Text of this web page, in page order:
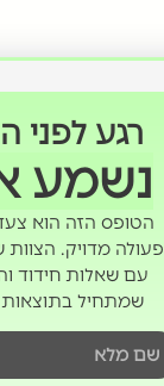
רגע לפני
נשמע
הטופס הזה הוא
פעולה מדויק. הצוות
עם שאלות חידוד
שמתחיל בתוצאות